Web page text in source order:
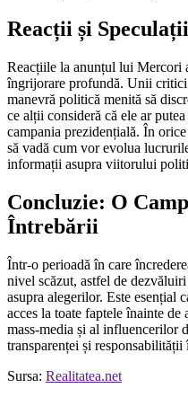
Reacții și Speculații
Reacțiile la anunțul lui Mercori
îngrijorare profundă. Unii critici
manevră politică menită să
ce alții consideră că ele ar
campania prezidențială. În
să vadă cum vor evolua
informații asupra viitorului
Concluzie: O
Întrebării
Într-o perioadă în care
nivel scăzut, astfel de
asupra alegerilor. Este esențial
acces la toate faptele înainte
mass-media și al influencerilor
transparenței și
Sursa: Realitatea.net